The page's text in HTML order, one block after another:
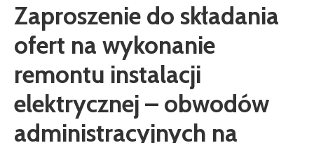
Zaproszenie do składania
ofert na wykonanie
remontu instalacji
elektrycznej – obwodów
administracyjnych na